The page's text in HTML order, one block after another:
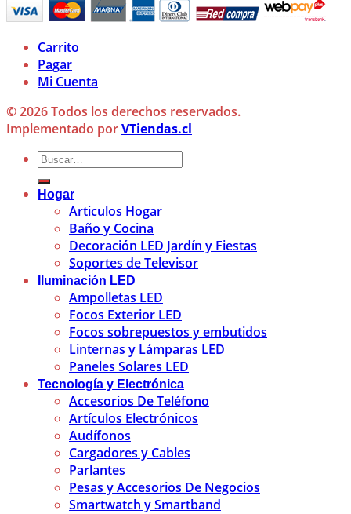
Carrito
Pagar
Mi Cuenta
© 2026 Todos los derechos reservados.
Implementado porVTiendas.cl
Buscar
por:
Hogar
Articulos Hogar
Baño y Cocina
Decoración LED Jardín y Fiestas
Soportes de Televisor
Iluminación LED
Ampolletas LED
Focos Exterior LED
Focos sobrepuestos y embutidos
Linternas y Lámparas LED
Paneles Solares LED
Tecnología y Electrónica
Accesorios De Teléfono
Artículos Electrónicos
Audífonos
Cargadores y Cables
Parlantes
Pesas y Accesorios De Negocios
Smartwatch y Smartband